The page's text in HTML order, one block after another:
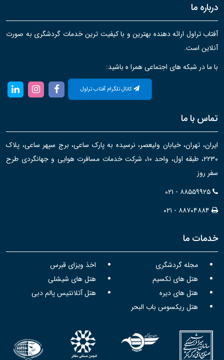
درباره ما
آفتاب تراول ارائه دهنده بهترین و با کیفیت ترین خدمات گردشگری به صورت
آنلاین است.
با ما در شبکه های اجتماعی همرا ه باشید:
کانال تلگرام آفتاب تراول
تماس با ما
ایران، تهران، خیابان ولیعصر، نرسیده به پارک ساعی، برج سپهر ساعی، پلاک
۲۲۳۰، طبقه اول، واحد ۱۰، شرکت خدمات مسافرت هوایی و جهانگردی طرح
سفر روز
۰۲۱ - ۸۸۵۵۹۹۲۵
۰۲۱ - ۸۸۷۰۴۸۸۴
خدمات ما
مجله گردشگری
اخذ ویزای قبرس
هتل های تکسیم
هتل های شیشلی
هتل های دیره
هتل آتلانتیس پالم دبی
هتل ریکسوس باب البحر